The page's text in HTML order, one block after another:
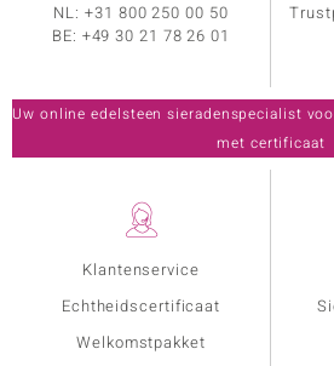
Klantenservice
Echtheidscertificaat
Welkomstpakket
NL:+31 800 250 00 50
BE: +49 30 21 78 26 01
Uw online edelsteen sieradenspecialist
met certificaat